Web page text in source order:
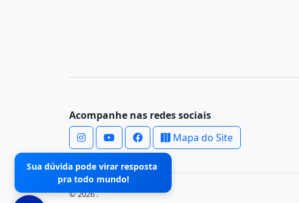
Acompanhe nas redes sociais
Mapa do Site
© 2026 .
Sua dúvida pode virar resposta
pra todo mundo!